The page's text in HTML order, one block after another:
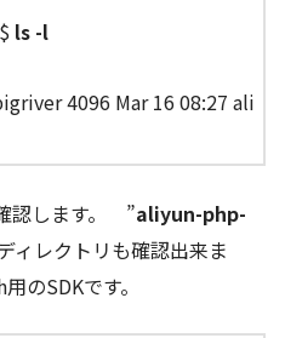
ls -l
4096 Mar 16 08:27 ali
認します。 ”aliyun-php-
ィレクトリも確認出来ま
のSDKです。